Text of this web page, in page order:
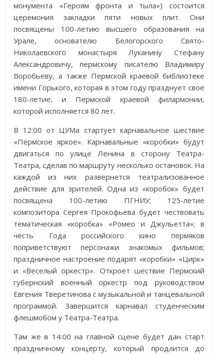
монумента «Героям фронта и тыла») состоится
церемония закладки пяти новых плит. Они
посвящены 100-летию высшего образования на
Урале, основателю Белогорского Свято-
Николаевского монастыря Луканину Стефану
Александровичу, пермскому писателю Владимиру
Воробьеву, а также Пермской краевой библиотеке
имени Горького, которая в этом году празднует свое
180-летие, и Пермской краевой филармонии,
которой исполняется 80 лет.
В 12:00 от ЦУМа стартует карнавальное шествие
«Пермское яркое». Карнавальные «коробки» будут
двигаться по улице Ленина в сторону Театра-
Театра, сделав по маршруту несколько остановок. На
каждой из них развернется театрализованное
действие для зрителей. Одна из «коробок» будет
посвящена 100-летию ПГНИУ; 125-летие
композитора Сергея Прокофьева будет чествовать
тематическая «коробка» «Ромео и Джульетта»; в
честь Года российского кино пермяков
поприветствуют персонажи знакомых фильмов;
праздничное настроение подарят «коробки» «Цирк»
и «Веселый оркестр». Откроет шествие Пермский
губернский военный оркестр под руководством
Евгения Тверетинова с музыкальной и танцевальной
программой. Завершится карнавал студенческим
флешмобом у Театра-Театра.
Там же в 14:00 на главной сцене будет дан старт
праздничному концерту, который продлится до